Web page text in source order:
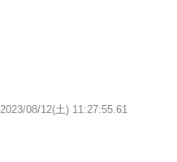
2023/08/12(土) 11:27:55.61